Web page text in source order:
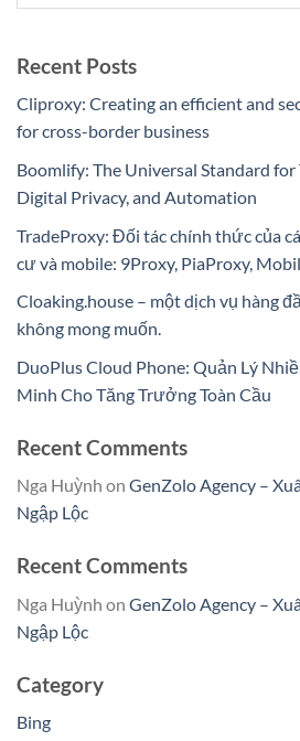
Recent Posts
Cliproxy: Creating an efficient and
for cross-border business
Boomlify: The Universal Standard for
Digital Privacy, and Automation
TradeProxy: Đối tác chính thức của
cư và mobile: 9Proxy, PiaProxy,
Cloaking.house – một dịch vụ hàng
không mong muốn.
DuoPlus Cloud Phone: Quản Lý
Minh Cho Tăng Trưởng Toàn Cầu
Recent Comments
Nga Huỳnh on GenZolo Agency –
Ngập Lộc
Recent Comments
Nga Huỳnh on GenZolo Agency –
Ngập Lộc
Category
Bing